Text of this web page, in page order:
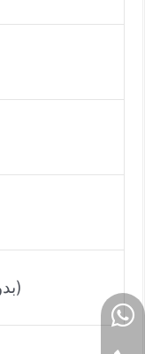
5-95% (بدون تراکم)